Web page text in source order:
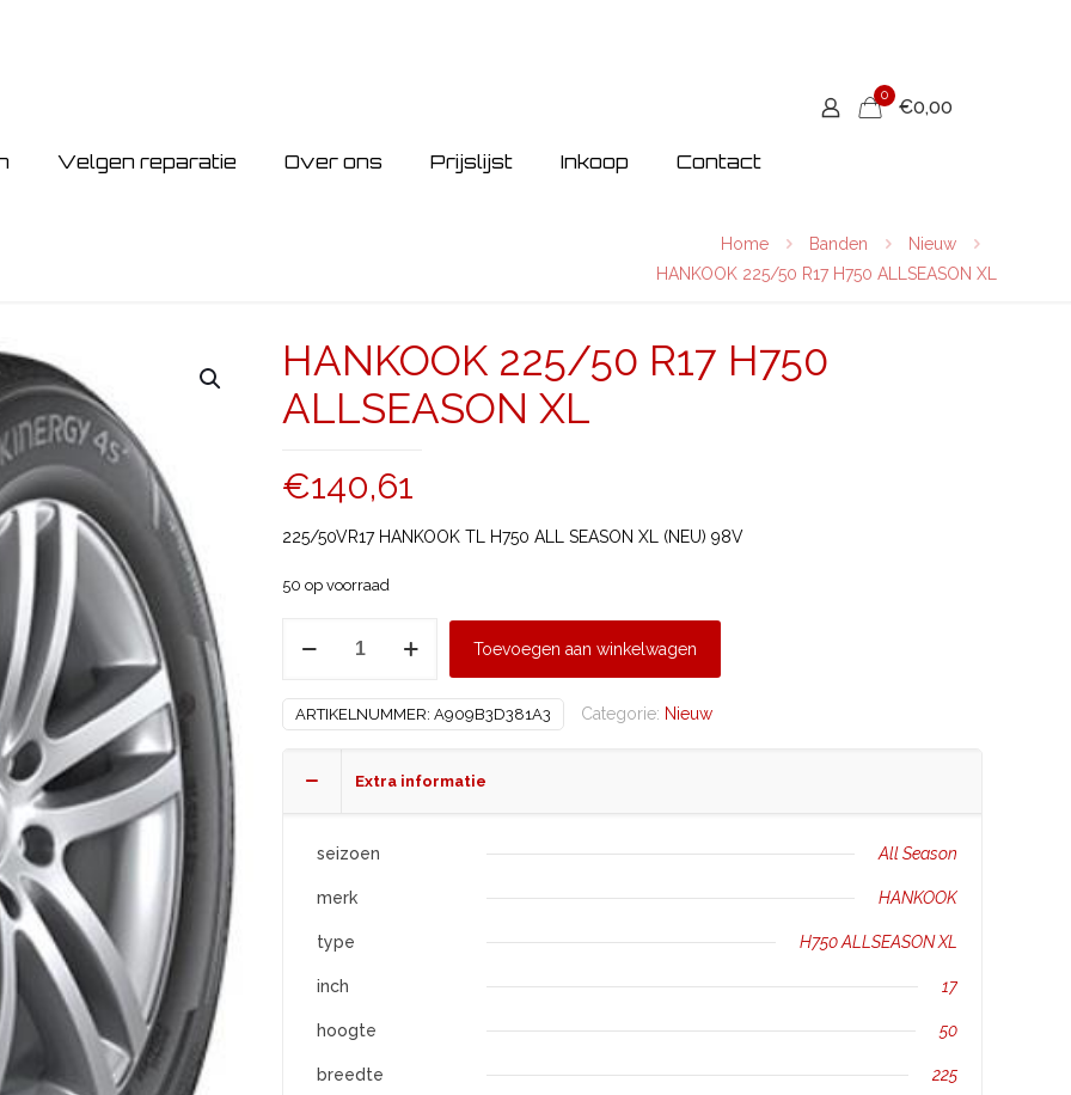
Velgen reparatie Over ons Prijslijst Inkoop Contact
0
€0,00
Home Banden
Nieuw
HANKOOK 225/50 R17 H750 ALLSEASON XL
HANKOOK 225/50 R17 H750
ALLSEASON XL
€140,61
225/50VR17 HANKOOK TL H750 ALL SEASON XL (NEU) 98V
50 op voorraad
H750
ALLSEASON
Toevoegen aan winkelwagen
ARTIKELNUMMER: A909B3D381A3 Categorie: Nieuw
Extra informatie
seizoen All Season
merk HANKOOK
type H750 ALLSEASON XL
inch 17
hoogte 50
breedte 225